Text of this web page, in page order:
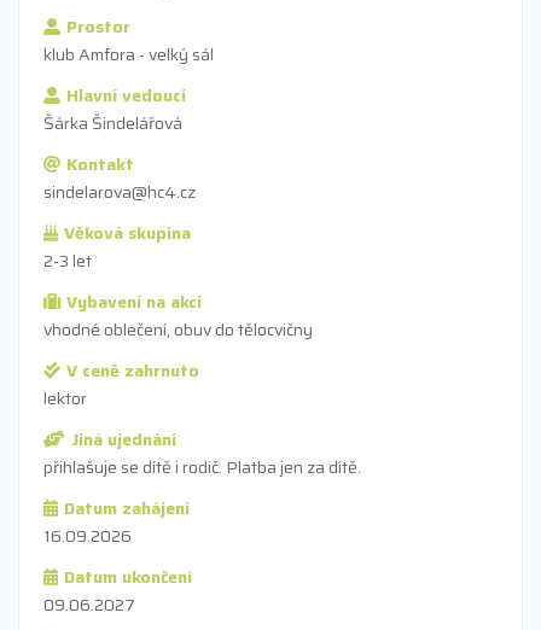
Prostor
klub Amfora - velký sál
Hlavní vedoucí
Šárka Šindelářová
Kontakt
sindelarova@hc4.cz
Věková skupina
2-3 let
Vybavení na akci
vhodné oblečení, obuv do tělocvičny
V ceně zahrnuto
lektor
Jiná ujednání
přihlašuje se dítě i rodič. Platba jen za dítě.
Datum zahájení
16.09.2026
Datum ukončení
09.06.2027